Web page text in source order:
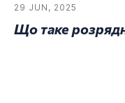
29 JUN, 2025
Що таке